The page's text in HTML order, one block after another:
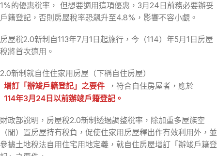
1%的優惠稅率， 但想要適用這項優惠，3月24日前務必要辦妥
戶籍登記，否則房屋稅率恐飆升至4.8%，影響不容小覷。
房屋稅2.0新制自113年7月1日起施行，今（114）年5月1日房屋
稅將首次適用。
2.0新制就自住住家用房屋（下稱自住房屋）
增訂「辦竣戶籍登記」之要件
，符合自住房屋者，應於
114年3月24日以前辦竣戶籍登記。
財政部說明，房屋稅2.0新制透過調整稅率，除加重多屋族空
（閒）置房屋持有稅負，促使住家用房屋釋出作有效利用外，並
參據土地稅法自用住宅用地定義，就自住房屋增訂「辦竣戶籍登